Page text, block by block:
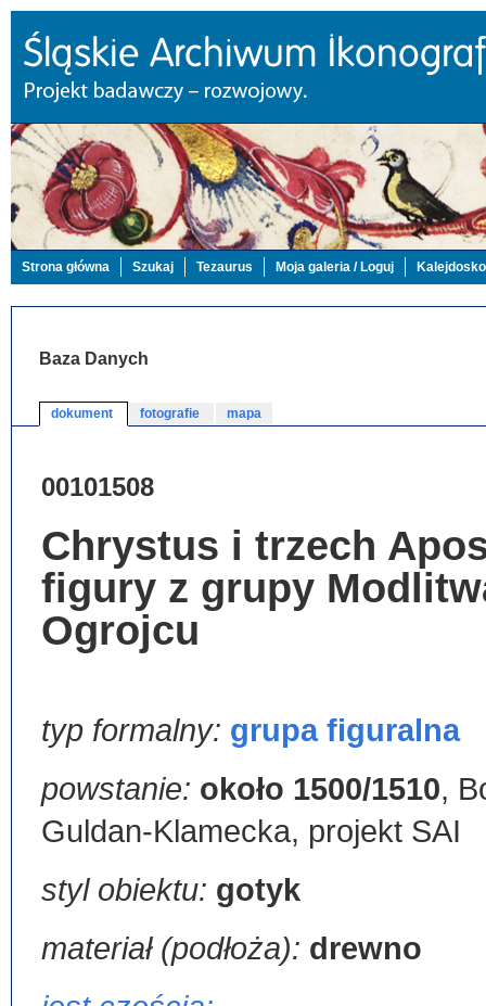
Strona główna Szukaj Tezaurus Moja galeria / Loguj
Baza Danych
dokument fotografie mapa
00101508
Chrystus i trzech
figury z grupy
Ogrojcu
typ formalny: grupa figuralna
powstanie: około 1500/1510,
Guldan-Klamecka, projekt SAI
styl obiektu: gotyk
materiał (podłoża): drewno